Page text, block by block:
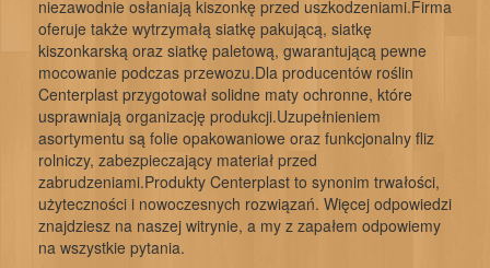
niezawodnie osłaniają kiszonkę przed uszkodzeniami.Firma
oferuje także wytrzymałą siatkę pakującą, siatkę
kiszonkarską oraz siatkę paletową, gwarantującą pewne
mocowanie podczas przewozu.Dla producentów roślin
Centerplast przygotował solidne maty ochronne, które
usprawniają organizację produkcji.Uzupełnieniem
asortymentu są folie opakowaniowe oraz funkcjonalny fliz
rolniczy, zabezpieczający materiał przed
zabrudzeniami.Produkty Centerplast to synonim trwałości,
użyteczności i nowoczesnych rozwiązań. Więcej odpowiedzi
znajdziesz na naszej witrynie, a my z zapałem odpowiemy
na wszystkie pytania.